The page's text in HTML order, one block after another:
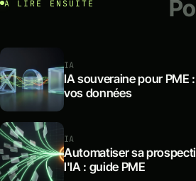
À LIRE ENSUITE
IA
IA souveraine pour PME
vos données
IA
Automatiser sa
l'IA : guide PME